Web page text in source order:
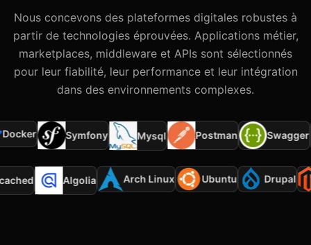
Nous concevons des plateformes digitales robustes à
partir de technologies éprouvées. Applications métier,
marketplaces, middleware et APIs sont sélectionnés
pour leur fiabilité, leur performance et leur intégration
dans des environnements complexes.
Symfony Mysql Postman Swagger
Algolia Arch Linux Ubuntu Drupal